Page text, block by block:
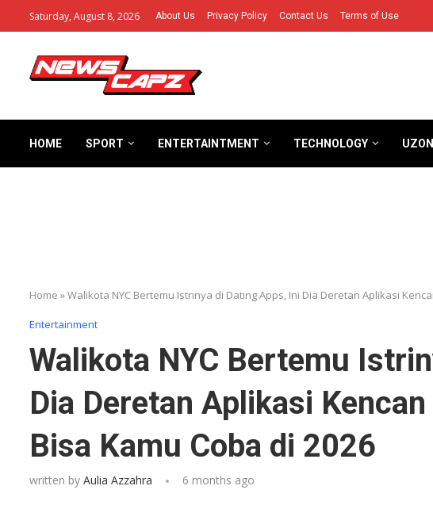
Saturday, August 8, 2026 About Us Privacy Policy Contact Us Terms of Use
HOME SPORT ENTERTAINTMENT TECHNOLOGY
Home »Walikota NYC Bertemu Istrinya di Dating Apps, Ini Dia Deretan Aplikasi
Entertainment
Walikota NYC Bertemu
Dia Deretan Aplikasi
Bisa Kamu Coba di 2026
written by Aulia Azzahra 6 months ago